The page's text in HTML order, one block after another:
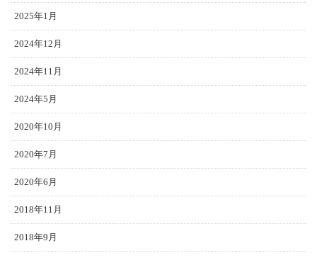
2025年1月
2024年12月
2024年11月
2024年5月
2020年10月
2020年7月
2020年6月
2018年11月
2018年9月